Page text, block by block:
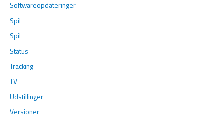
Softwareopdateringer
Spil
Spil
Status
Tracking
TV
Udstillinger
Versioner